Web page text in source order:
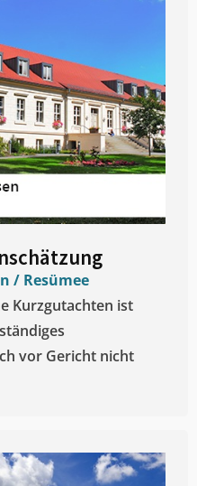
/ Resümee
Kurzgutachten ist
vor Gericht nicht